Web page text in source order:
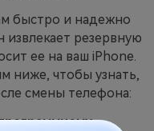
быстро и надежно
извлекает резервную
ее на ваш iPhone.
ниже, чтобы узнать,
смены телефона: